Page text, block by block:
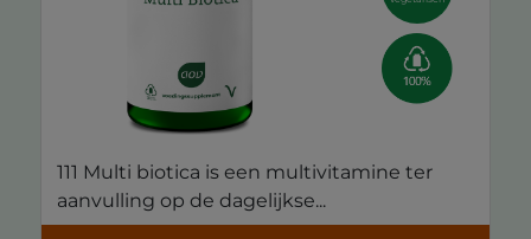
111 Multi biotica is een multivitamine ter
aanvulling op de dagelijkse...